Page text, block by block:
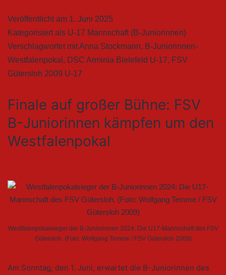
Veröffentlicht am 1. Juni 2025
Kategorisiert als U-17 Mannschaft (B-Juniorinnen)
Verschlagwortet mitAnna Stockmann, B-Juniorinnen-
Westfalenpokal , DSC Arminia Bielefeld U-17, FSV
Gütersloh 2009 U-17
Finale auf großer Bühne: FSV
B-Juniorinnen kämpfen um den
Westfalenpokal
Westfalenpokalsieger der B-Juniorinnen 2024: Die U17-Mannschaft des FSV
Gütersloh. (Foto: Wolfgang Temme / FSV Gütersloh 2009)
Am Sonntag, den 1. Juni, erwartet die B-Juniorinnen des